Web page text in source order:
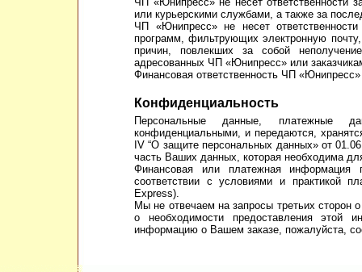
или курьерскими службами, а также за
ЧП «Юнипресс» не несет
программ, фильтрующих электронную
причин, повлекших за собой
адресованных ЧП «Юнипресс» или
Финансовая ответственность ЧП
Конфиденциальность
Персональные данные, платежные
конфиденциальными, и передаются,
IV “О защите персональных данных» от
часть Ваших данных, которая необходима
Финансовая или платежная информация
соответствии с условиями и практикой
Express).
Мы не отвечаем на запросы третьих сторон
о необходимости предоставления этой
информацию о Вашем заказе, пожалуйста,